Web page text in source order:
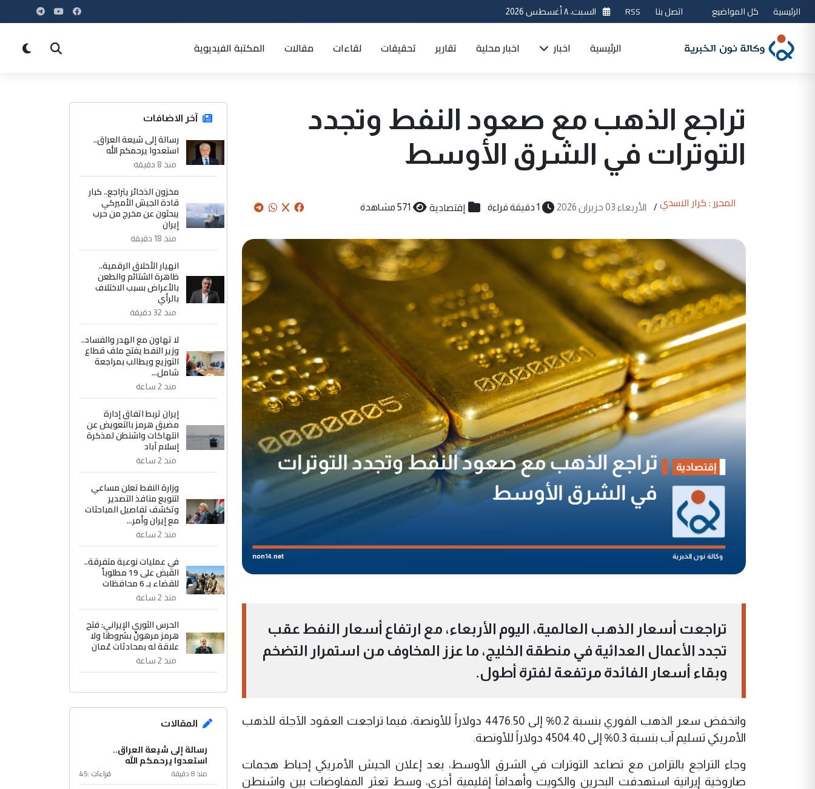
الرئيسية كل المواضيع اتصل بنا RSS السبت، ٨ أغسطس 2026
الرئيسية اخبار اخبار محلية تقارير تحقيقات لقاءات مقالات المكتبة الفيديوية
تراجع الذهب مع صعود النفط وتجدد
التوترات في الشرق الأوسط
المحرر : كرار الاسدي / الأربعاء 03 حزيران 2026 1 دقيقة قراءة إقتصادية 571 مشاهدة
تراجعت أسعار الذهب العالمية، اليوم الأربعاء، مع ارتفاع أسعار النفط عقب
تجدد الأعمال العدائية في منطقة الخليج، ما عزز المخاوف من استمرار التضخم
وبقاء أسعار الفائدة مرتفعة لفترة أطول.
وانخفض سعر الذهب الفوري بنسبة 0.2% إلى 4476.50 دولاراً للأونصة، فيما تراجعت العقود الآجلة للذهب
الأمريكي تسليم آب بنسبة 0.3% إلى 4504.40 دولاراً للأونصة.
وجاء التراجع بالتزامن مع تصاعد التوترات في الشرق الأوسط، بعد إعلان الجيش الأمريكي إحباط هجمات
صاروخية إيرانية استهدفت البحرين والكويت وأهدافاً إقليمية أخرى، وسط تعثر المفاوضات بين واشنطن
آخر الاضافات
رسالة إلى شيعة العراق..
استعدوا يرحمكم الله
منذ 8 دقيقة
مخزون الذخائر يتراجع.. كبار
قادة الجيش الأميركي
يبحثون عن مخرج من حرب
إيران
منذ 18 دقيقة
انهيار الأخلاق الرقمية..
ظاهرة الشتائم والطعن
بالأعراض بسبب الاختلاف
بالرأي
منذ 32 دقيقة
لا تهاون مع الهدر والفساد..
وزير النفط يفتح ملف قطاع
التوزيع ويطالب بمراجعة
شامل...
منذ 2 ساعة
إيران تربط اتفاق إدارة
مضيق هرمز بالتعويض عن
انتهاكات واشنطن لمذكرة
إسلام آباد
منذ 2 ساعة
وزارة النفط تعلن مساعي
لتنويع منافذ التصدير
وتكشف تفاصيل المباحثات
مع إيران وأمر...
منذ 2 ساعة
في عمليات نوعية متفرقة..
القبض على 19 مطلوباً
للقضاء بـ 6 محافظات
منذ 2 ساعة
الحرس الثوري الإيراني: فتح
هرمز مرهونٌ بشروطنا ولا
علاقة له بمحادثات عُمان
منذ 2 ساعة
المقالات
رسالة إلى شيعة العراق..
استعدوا يرحمكم الله
منذ 8 دقيقة قراءات :45